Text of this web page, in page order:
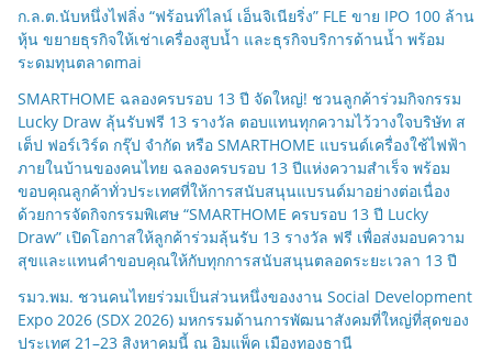
ก.ล.ต.นับหนึ่งไฟลิ่ง “ฟร้อนท์ไลน์ เอ็นจิเนียริ่ง” FLE ขาย IPO 100 ล้าน
หุ้น ขยายธุรกิจให้เช่าเครื่องสูบน้ำ และธุรกิจบริการด้านน้ำ พร้อม
ระดมทุนตลาดmai
SMARTHOME ฉลองครบรอบ 13 ปี จัดใหญ่! ชวนลูกค้าร่วมกิจกรรม
Lucky Draw ลุ้นรับฟรี 13 รางวัล ตอบแทนทุกความไว้วางใจบริษัท ส
เต็ป ฟอร์เวิร์ด กรุ๊ป จำกัด หรือ SMARTHOME แบรนด์เครื่องใช้ไฟฟ้า
ภายในบ้านของคนไทย ฉลองครบรอบ 13 ปีแห่งความสำเร็จ พร้อม
ขอบคุณลูกค้าทั่วประเทศที่ให้การสนับสนุนแบรนด์มาอย่างต่อเนื่อง
ด้วยการจัดกิจกรรมพิเศษ “SMARTHOME ครบรอบ 13 ปี Lucky
Draw” เปิดโอกาสให้ลูกค้าร่วมลุ้นรับ 13 รางวัล ฟรี เพื่อส่งมอบความ
สุขและแทนคำขอบคุณให้กับทุกการสนับสนุนตลอดระยะเวลา 13 ปี
รมว.พม. ชวนคนไทยร่วมเป็นส่วนหนึ่งของงาน Social Development
Expo 2026 (SDX 2026) มหกรรมด้านการพัฒนาสังคมที่ใหญ่ที่สุดของ
ประเทศ 21–23 สิงหาคมนี้ ณ อิมแพ็ค เมืองทองธานี